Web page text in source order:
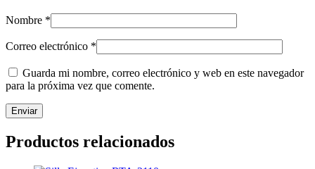
Nombre *
Correo electrónico *
Guarda mi nombre, correo electrónico y web en este navegador
para la próxima vez que comente.
Productos relacionados